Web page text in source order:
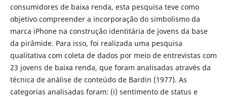
consumidores de baixa renda, esta pesquisa teve como
objetivo compreender a incorporação do simbolismo da
marca iPhone na construção identitária de jovens da base
da pirâmide. Para isso, foi realizada uma pesquisa
qualitativa com coleta de dados por meio de entrevistas com
23 jovens de baixa renda, que foram analisadas através da
técnica de análise de conteúdo de Bardin (1977). As
categorias analisadas foram: (i) sentimento de status e